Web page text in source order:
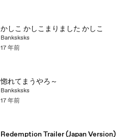
かしこ かしこまりました かしこ
Banksksks
17 年前
惚れてまうやろ～
Banksksks
17 年前
Redemption Trailer (Japan Version)